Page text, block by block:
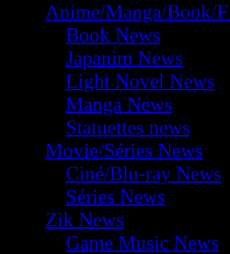
Anime/Manga/Book/
Book News
Japanim News
Light Novel News
Manga News
Statuettes news
Movie/Séries News
Ciné/Blu-ray News
Séries News
Zik News
Game Music News